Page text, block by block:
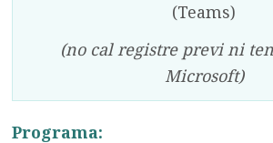
(Teams)
(no cal registre previ ni
Microsoft)
Programa: